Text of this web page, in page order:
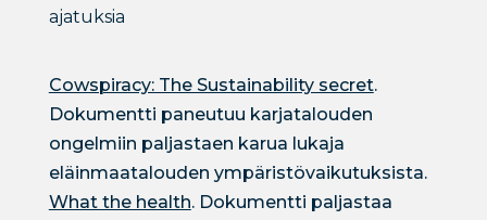
ajatuksia
Cowspiracy: The Sustainability secret.
Dokumentti paneutuu karjatalouden
ongelmiin paljastaen karua lukaja
eläinmaatalouden ympäristövaikutuksista.
What the health. Dokumentti paljastaa